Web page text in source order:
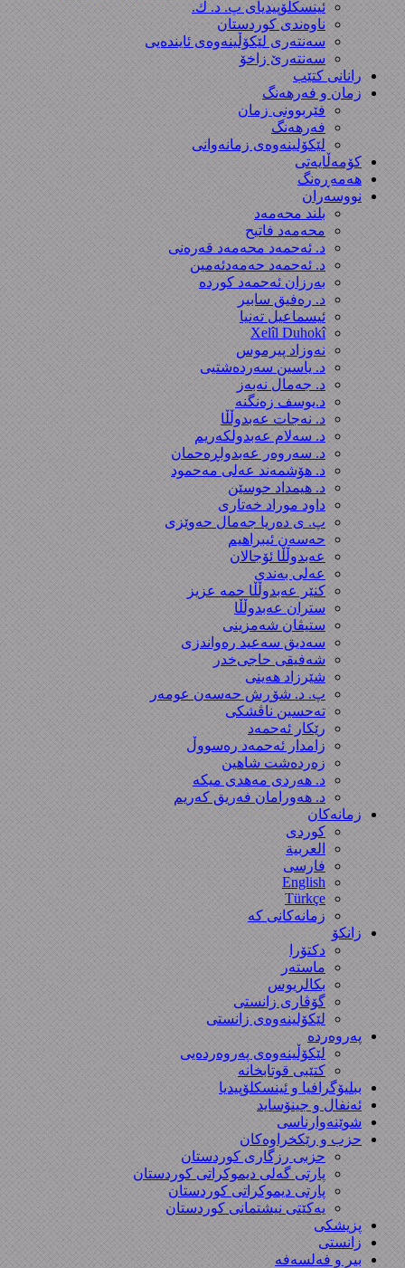
ئینسکلۆپیدیای پ. د. ك.
ناوەندی کوردستان
سەنتەری لێکۆڵینەوەى ئایندەیی
سەنتەرێ زاخۆ
رانانی کتێب
زمان و فەرهەنگ
فێربوونی زمان
فەرهەنگ
لێکۆلینەوەی زمانەوانی
کۆمەڵایەتی
هەمەڕەنگ
نووسەران
بلند محەمەد
محەمەد فاتیح
د. ئەحمەد محەمەد قەرەنی
د. ئەحمەد حەمەدئەمین
بەرزان ئەحمەد کورده
د. رەفیق سابیر
ئیسماعیل تەنیا
Xelîl Duhokî
نەوزاد پیرموس
د. یاسین سەردەشتیی
د. جەمال نەبەز
د.یوسف زه‌نگنه‌
د. نەجات عەبدوڵڵا
د. سەلام عەبدولكەریم
د. سەروەر عەبدولڕەحمان
د. هۆشمەند عەلی مەحمود
د. هیمداد حوسێن
داود موراد خەتاری
پ. ی دەریا جەمال حەوێزی
حەسەن ئیبراهیم
عەبدوڵڵا ئۆجالان
عەلی بەندی
کنێر عەبدوڵڵا حمە عزیز
ستران عەبدوڵڵا
ستیڤان شەمزینی
سەدیق سەعید رەواندزی
شه‌فیقی حاجی‌خدر
شێرزاد هەینی
پ. د. شۆڕش حەسەن عومەر
تەحسین ناڤشکی
رێکار ئەحمەد
زامدار ئەحمەد رەسووڵ
زه‌رده‌شت شاهین
د. هەردی مەهدی میکە
د. هەورامان فەریق كەریم
زمانەکان
کوردی
العربیة
فارسی
English
Türkçe
زمانەکانی کە
زانکۆ
دکتۆرا
ماستەر
بکالریوس
گۆڤاری زانستی
لێکۆلینەوەی زانستی
پەروەردە
لێکۆڵینەوەی پەروەردەیی
کتێبی قوتابخانە
ببلیۆگرافیا و ئینسکلۆپیدیا
ئەنفال و جینۆساید
شوێنەوارناسی
حزب و رێکخراوەکان
حزبی رزگاری کوردستان
پارتی گەلی دیموکراتی کوردستان
پارتی دیموکراتی کوردستان
یەکێتی نیشتمانی کوردستان
پزیشکی
زانستی
بیر و فەلسەفە